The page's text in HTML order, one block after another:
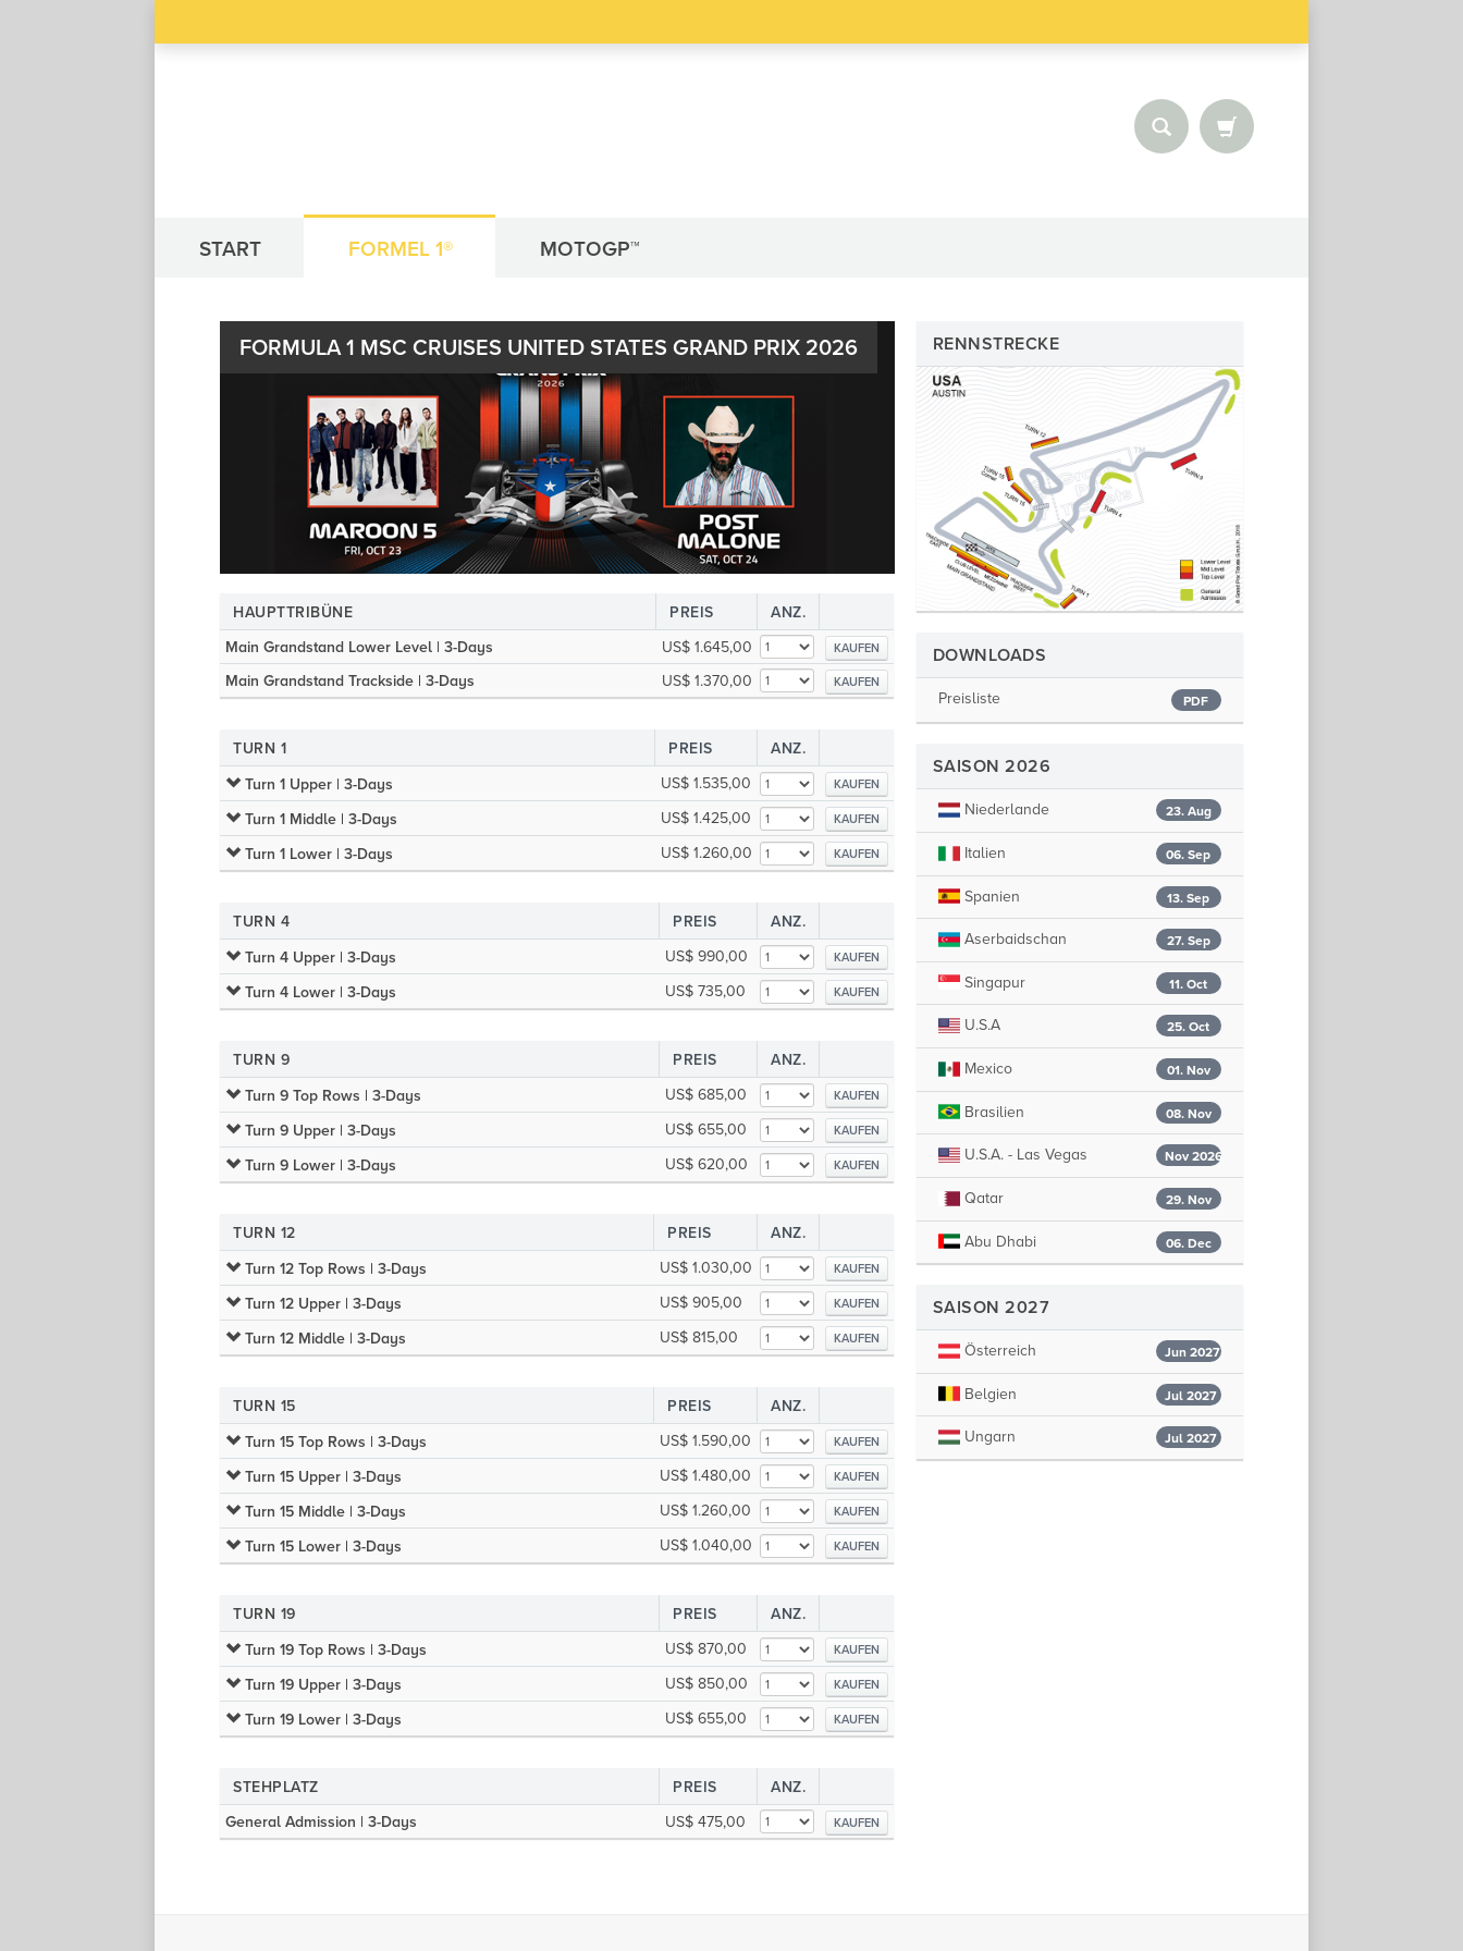
START FORMEL 1® MOTOGP™
FORMULA 1 MSC CRUISES UNITED STATES GRAND PRIX 2026
HAUPTTRIBÜNE PREIS
ANZ.
Main Grandstand Lower Level | 3-Days
US$ 1.645,00 KAUFEN
Main Grandstand Trackside | 3-Days US$ 1.370,00 KAUFEN
TURN 1 PREIS
ANZ.
Turn 1 Upper | 3-Days
US$ 1.535,00 KAUFEN
Turn 1 Middle | 3-Days US$ 1.425,00 KAUFEN
Turn 1 Lower | 3-Days US$ 1.260,00 KAUFEN
TURN 4 PREIS
ANZ.
Turn 4 Upper | 3-Days
US$ 990,00 KAUFEN
Turn 4 Lower | 3-Days US$ 735,00 KAUFEN
TURN 9 PREIS
ANZ.
Turn 9 Top Rows | 3-Days
US$ 685,00 KAUFEN
Turn 9 Upper | 3-Days US$ 655,00 KAUFEN
Turn 9 Lower | 3-Days US$ 620,00 KAUFEN
TURN 12 PREIS
ANZ.
Turn 12 Top Rows | 3-Days
US$ 1.030,00 KAUFEN
Turn 12 Upper | 3-Days US$ 905,00 KAUFEN
Turn 12 Middle | 3-Days US$ 815,00 KAUFEN
TURN 15 PREIS
ANZ.
Turn 15 Top Rows | 3-Days
US$ 1.590,00 KAUFEN
Turn 15 Upper | 3-Days US$ 1.480,00 KAUFEN
Turn 15 Middle | 3-Days US$ 1.260,00 KAUFEN
Turn 15 Lower | 3-Days US$ 1.040,00 KAUFEN
TURN 19 PREIS
ANZ.
Turn 19 Top Rows | 3-Days
US$ 870,00 KAUFEN
Turn 19 Upper | 3-Days US$ 850,00 KAUFEN
Turn 19 Lower | 3-Days US$ 655,00 KAUFEN
STEHPLATZ PREIS
ANZ.
General Admission | 3-Days
US$ 475,00 KAUFEN
RENNSTRECKE
DOWNLOADS
Preisliste PDF
SAISON 2026
23. Aug
Niederlande
06. Sep
Italien
13. Sep
Spanien
27. Sep
Aserbaidschan
11. Oct
Singapur
25. Oct
U.S.A
01. Nov
Mexico
08. Nov
Brasilien
Nov 2026
U.S.A. - Las Vegas
29. Nov
Qatar
06. Dec
Abu Dhabi
SAISON 2027
Jun 2027
Österreich
Jul 2027
Belgien
Jul 2027
Ungarn